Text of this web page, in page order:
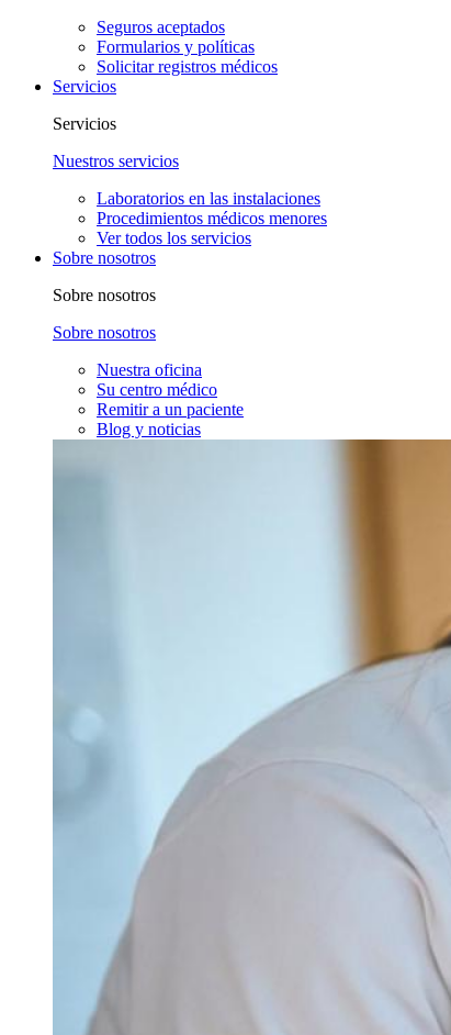
Seguros aceptados
Formularios y políticas
Solicitar registros médicos
Servicios
Servicios
Nuestros servicios
Laboratorios en las instalaciones
Procedimientos médicos menores
Ver todos los servicios
Sobre nosotros
Sobre nosotros
Sobre nosotros
Nuestra oficina
Su centro médico
Remitir a un paciente
Blog y noticias